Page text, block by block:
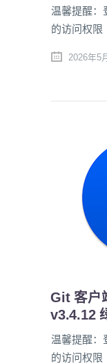
温馨提醒：
的访问权限
2026年5
Git 客户
v3.4.12
温馨提醒：
的访问权限